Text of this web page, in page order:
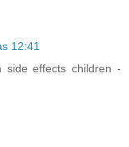
12:41
side effects children -